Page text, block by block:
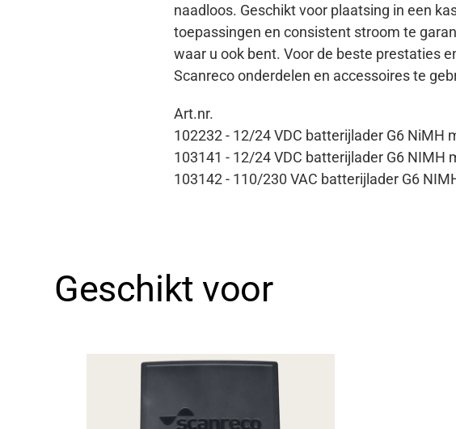
naadloos. Geschikt voor plaatsing in een
toepassingen en consistent stroom te
waar u ook bent. Voor de beste prestaties
Scanreco onderdelen en accessoires te
Art.nr.
102232 - 12/24 VDC batterijlader G6 NiMH
103141 - 12/24 VDC batterijlader G6 NIMH
103142 - 110/230 VAC batterijlader G6
Geschikt voor